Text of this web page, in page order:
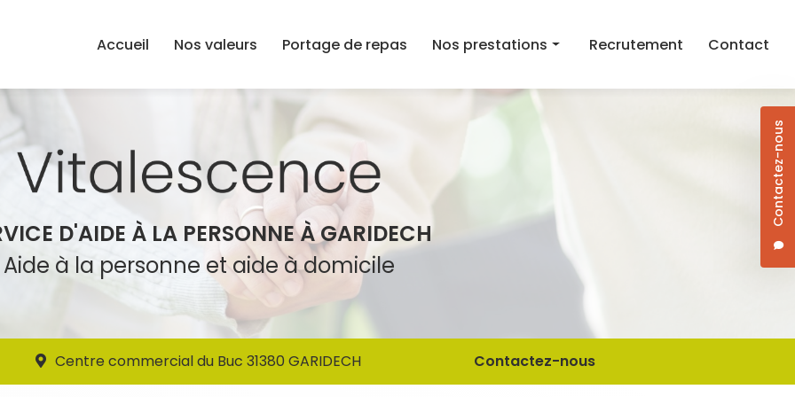
Contactez-nous
Accueil
Nos valeurs Portage de repas Nos prestations
Aide au maintien à domicile
Aide à la mobilité
Jardinage/Bricolage
Recrutement Contact
D'AIDE À LA PERSONNE À GARIDECH
Aide à la personne et aide à domicile
Centre commercial du Buc 31380 GARIDECH Contactez-nous